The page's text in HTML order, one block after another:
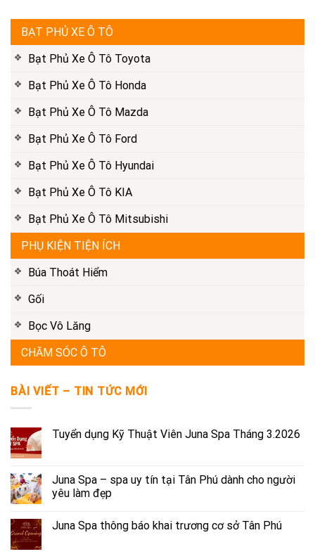
BẠT PHỦ XE Ô TÔ
Bạt Phủ Xe Ô Tô Toyota
Bạt Phủ Xe Ô Tô Honda
Bạt Phủ Xe Ô Tô Mazda
Bạt Phủ Xe Ô Tô Ford
Bạt Phủ Xe Ô Tô Hyundai
Bạt Phủ Xe Ô Tô KIA
Bạt Phủ Xe Ô Tô Mitsubishi
PHỤ KIỆN TIỆN ÍCH
Búa Thoát Hiểm
Gối
Bọc Vô Lăng
CHĂM SÓC Ô TÔ
BÀI VIẾT – TIN TỨC MỚI
Tuyển dụng Kỹ Thuật Viên Juna Spa Tháng 3.2026
Juna Spa – spa uy tín tại Tân Phú dành cho người
yêu làm đẹp
Juna Spa thông báo khai trương cơ sở Tân Phú